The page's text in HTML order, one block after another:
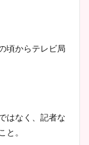
！同期や実家に
ロフも！
のカップ画像や
とめ！美足の筋
頃からテレビ局
はなく、記者な
と。